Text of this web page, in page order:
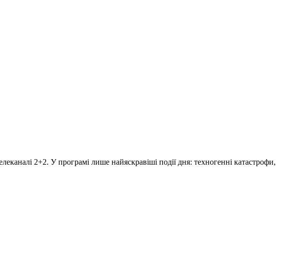
2+2. У програмі лише найяскравіші події дня: техногенні катастрофи,